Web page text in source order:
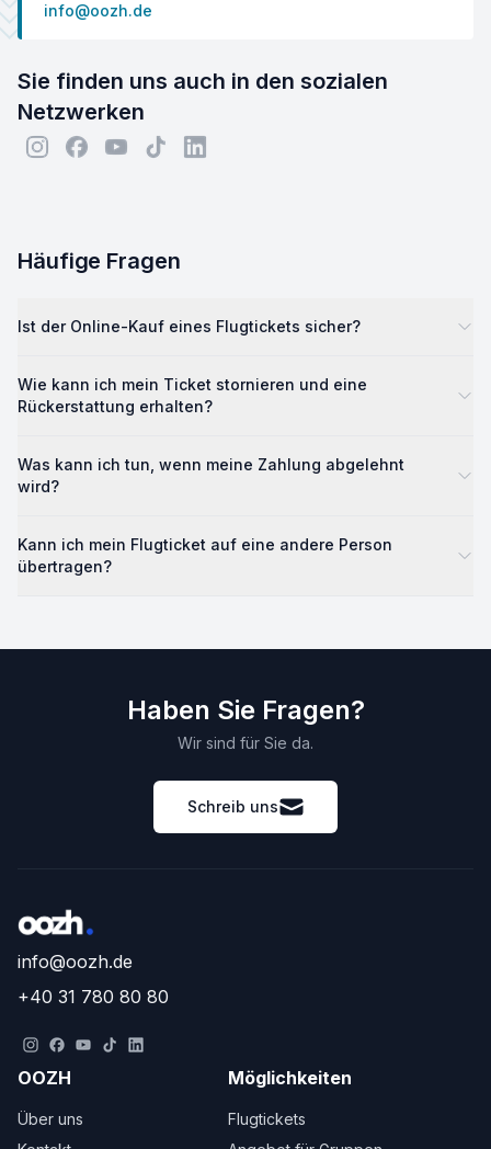
info@oozh.de
Sie finden uns auch in den sozialen
Netzwerken
Häufige Fragen
Ist der Online-Kauf eines Flugtickets sicher?
Wie kann ich mein Ticket stornieren und eine
Rückerstattung erhalten?
Was kann ich tun, wenn meine Zahlung abgelehnt
wird?
Kann ich mein Flugticket auf eine andere Person
übertragen?
Haben Sie Fragen?
Wir sind für Sie da.
Schreib uns
info@oozh.de
+40 31 780 80 80
OOZH
Über uns
Möglichkeiten
Flugtickets